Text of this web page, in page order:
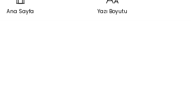
Ana Sayfa Yazı Boyutu